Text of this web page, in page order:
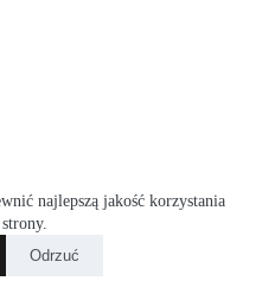
najlepszą jakość korzystania
Odrzuć
zł